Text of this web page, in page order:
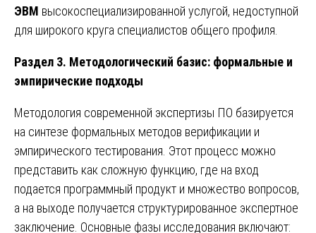
ЭВМ высокоспециализированной услугой, недоступной
для широкого круга специалистов общего профиля.
Раздел 3. Методологический базис: формальные и
эмпирические подходы
Методология современной экспертизы ПО базируется
на синтезе формальных методов верификации и
эмпирического тестирования. Этот процесс можно
представить как сложную функцию, где на вход
подается программный продукт и множество вопросов,
а на выходе получается структурированное экспертное
заключение. Основные фазы исследования включают: